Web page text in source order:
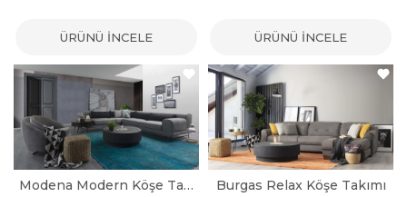
ÜRÜNÜ İNCELE ÜRÜNÜ İNCELE
Modena Modern Köşe Takımı Burgas Relax Köşe Takımı